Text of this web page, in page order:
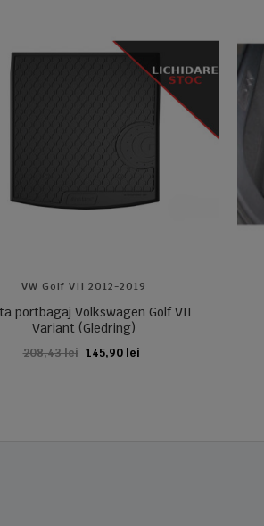
VW Golf VII 2012-2019
portbagaj Volkswagen Golf VII
Variant (Gledring)
208,43 lei 145,90 lei
ADAUGA IN COS